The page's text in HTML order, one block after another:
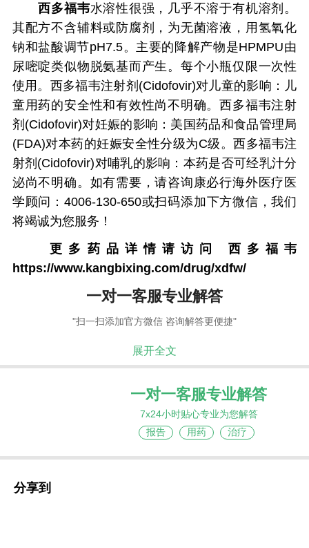
西多福韦水溶性很强，几乎不溶于有机溶剂。
其配方不含辅料或防腐剂，为无菌溶液，用氢氧化
钠和盐酸调节pH7.5。主要的降解产物是HPMPU由
尿嘧啶类似物脱氨基而产生。每个小瓶仅限一次性
使用。西多福韦注射剂(Cidofovir)对儿童的影响：儿
童用药的安全性和有效性尚不明确。西多福韦注射
剂(Cidofovir)对妊娠的影响：美国药品和食品管理局
(FDA)对本药的妊娠安全性分级为C级。西多福韦注
射剂(Cidofovir)对哺乳的影响：本药是否可经乳汁分
泌尚不明确。如有需要，请咨询康必行海外医疗医
学顾问：4006-130-650或扫码添加下方微信，我们
将竭诚为您服务！
更多药品详情请访问 西多福韦
https://www.kangbixing.com/drug/xdfw/
一对一客服专业解答
"扫一扫添加官方微信 咨询解答更便捷"
展开全文
一对一客服专业解答
7x24小时贴心专业为您解答
报告
用药 治疗
分享到